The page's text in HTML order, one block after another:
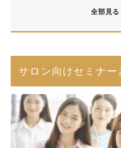
全部見
サロン向けセミナー